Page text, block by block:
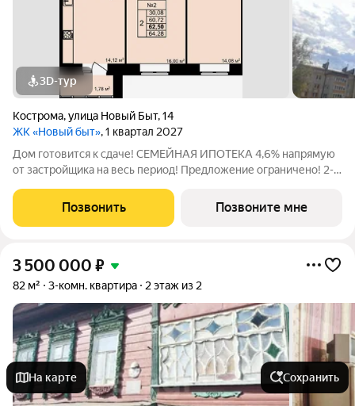
3D-тур
Кострома,улица Новый Быт,14
ЖК «Новый быт», 1 квартал 2027
Дом готовится к сдаче! СЕМЕЙНАЯ ИПОТЕКА 4,6% напрямую
от застройщика на весь период! Предложение ограничено! 2-к
где всего 28 квартир. О квартире: Две изолированные
комнаты и просторная
Позвонить Позвоните мне
3 500 000 ₽
82 м² 3-комн. квартира 2 этаж из 2
На карте Сохранить